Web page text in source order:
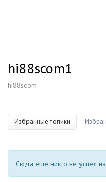
hi88scom1
hi88scom
Избранные топики
Сюда еще никто не успел